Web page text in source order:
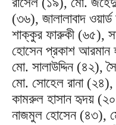
(৩৬), জালালাবাদ
শাক্কুর ফারুকী (৬৫),
হোসেন প্রকাশ আরমান
মো. সালাউদ্দিন (৪২),
মো. সোহেল রানা
কামরুল হাসান হৃদয়
নাজমুল হোসেন (৪৩),